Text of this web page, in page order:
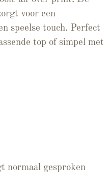
voor een
speelse touch. Perfect
top of simpel met
normaal gesproken